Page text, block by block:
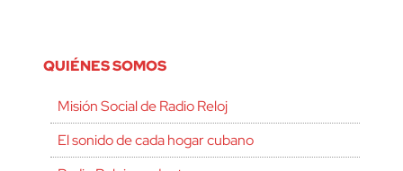
QUIÉNES SOMOS
Misión Social de Radio Reloj
El sonido de cada hogar cubano